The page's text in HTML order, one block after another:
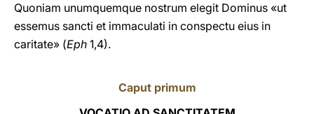
Quoniam unumquemque nostrum elegit Dominus «ut
essemus sancti et immaculati in conspectu eius in
caritate» (Eph 1,4).
Caput primum